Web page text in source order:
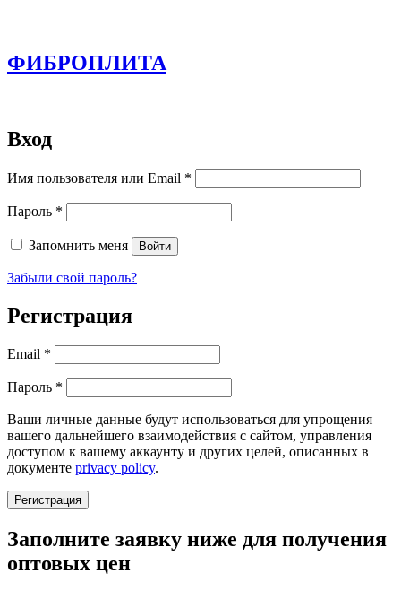
ФИБРОПЛИТА
Вход
Имя пользователя или Email *
Пароль *
Запомнить меня Войти
Забыли свой пароль?
Регистрация
Email *
Пароль *
Ваши личные данные будут использоваться для упрощения
вашего дальнейшего взаимодействия с сайтом, управления
доступом к вашему аккаунту и других целей, описанных в
документе privacy policy.
Регистрация
Заполните заявку ниже для получения
оптовых цен